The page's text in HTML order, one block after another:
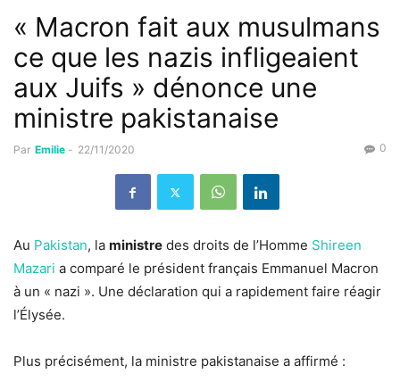
« Macron fait aux musulmans
ce que les nazis infligeaient
aux Juifs » dénonce une
ministre pakistanaise
Par Emilie - 22/11/2020 0
Au Pakistan, la ministre des droits de l’Homme Shireen
Mazari a comparé le président français Emmanuel Macron
à un « nazi ». Une déclaration qui a rapidement faire réagir
l’Élysée.
Plus précisément, la ministre pakistanaise a affirmé :